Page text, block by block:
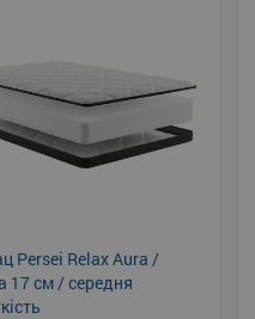
Persei Relax Aura /
17 см / середня